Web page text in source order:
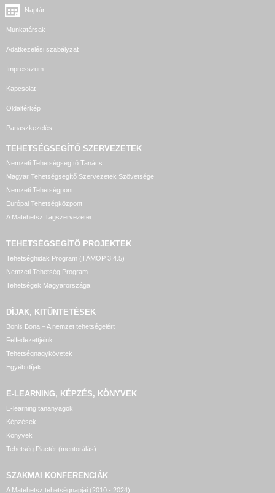
Naptár
Munkatársak
Adatkezelési szabályzat
Impresszum
Kapcsolat
Oldaltérkép
Panaszkezelés
TEHETSÉGSEGÍTŐ SZERVEZETEK
Nemzeti Tehetségsegítő Tanács
Magyar Tehetségsegítő Szervezetek Szövetsége
Nemzeti Tehetségpont
Európai Tehetségközpont
A Matehetsz Tagszervezetei
TEHETSÉGSEGÍTŐ PROJEKTEK
Tehetséghidak Program (TÁMOP 3.4.5)
Nemzeti Tehetség Program
Tehetségek Magyarországa
DÍJAK, KITÜNTETÉSEK
Bonis Bona – A nemzet tehetségeiért
Felfedezettjeink
Tehetségnagykövetek
Egyéb díjak
E-LEARNING, KÉPZÉS, KÖNYVEK
E-learning tananyagok
Képzések
Könyvek
Tehetség Piactér (mentorálás)
SZAKMAI KONFERENCIÁK
A Matehetsz tehetségnapjai (2010 - 2024)